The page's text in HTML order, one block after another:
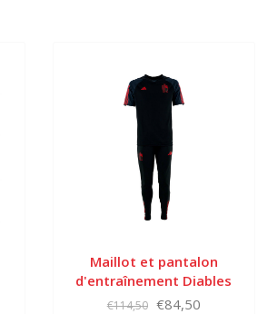
Maillot et pantalon
d'entraînement Diables
Rouges Coupe du
€114,50 €84,50